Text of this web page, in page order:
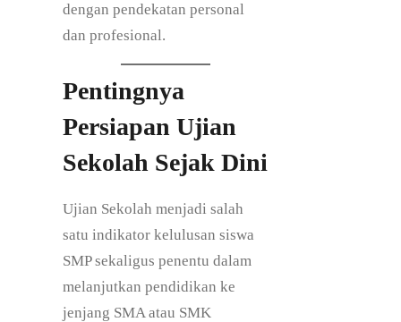
dengan pendekatan personal
dan profesional.
Pentingnya
Persiapan Ujian
Sekolah Sejak Dini
Ujian Sekolah menjadi salah
satu indikator kelulusan siswa
SMP sekaligus penentu dalam
melanjutkan pendidikan ke
jenjang SMA atau SMK